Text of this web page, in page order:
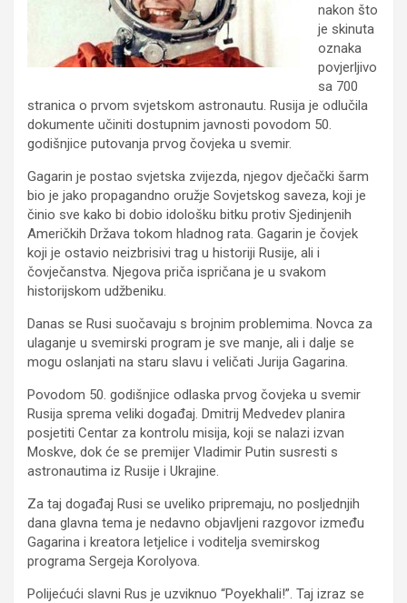
nakon što
je skinuta
oznaka
povjerljivo
sa 700
stranica o prvom svjetskom astronautu. Rusija je odlučila
dokumente učiniti dostupnim javnosti povodom 50.
godišnjice putovanja prvog čovjeka u svemir.
Gagarin je postao svjetska zvijezda, njegov dječački šarm
bio je jako propagandno oružje Sovjetskog saveza, koji je
činio sve kako bi dobio idološku bitku protiv Sjedinjenih
Američkih Država tokom hladnog rata. Gagarin je čovjek
koji je ostavio neizbrisivi trag u historiji Rusije, ali i
čovječanstva. Njegova priča ispričana je u svakom
historijskom udžbeniku.
Danas se Rusi suočavaju s brojnim problemima. Novca za
ulaganje u svemirski program je sve manje, ali i dalje se
mogu oslanjati na staru slavu i veličati Jurija Gagarina.
Povodom 50. godišnjice odlaska prvog čovjeka u svemir
Rusija sprema veliki događaj. Dmitrij Medvedev planira
posjetiti Centar za kontrolu misija, koji se nalazi izvan
Moskve, dok će se premijer Vladimir Putin susresti s
astronautima iz Rusije i Ukrajine.
Za taj događaj Rusi se uveliko pripremaju, no posljednjih
dana glavna tema je nedavno objavljeni razgovor između
Gagarina i kreatora letjelice i voditelja svemirskog
programa Sergeja Korolyova.
Polijećući slavni Rus je uzviknuo “Poyekhali!”. Taj izraz se